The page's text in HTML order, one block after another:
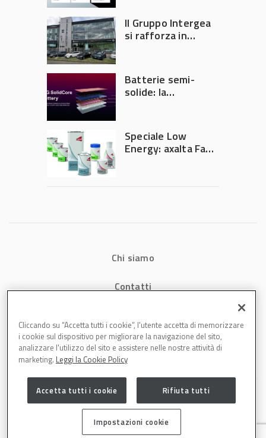
tempi e costi in
carrozzeria
Il Gruppo Intergea
si rafforza in
Batterie semi-
solide: la
accelerare la
rivoluzione
dell’auto elettrica
Speciale Low
Energy: axalta Fast
riduce consumi
produttività in
Chi siamo
Contatti
Cookies
Cliccando su “Accetta tutti i cookie”, l'utente accetta di memorizzare
i cookie sul dispositivo per migliorare la navigazione del sito,
analizzare l'utilizzo del sito e assistere nelle nostre attività di
marketing. Leggi la Cookie Policy
Accetta tutti i cookie Rifiuta tutti
Impostazioni cookie